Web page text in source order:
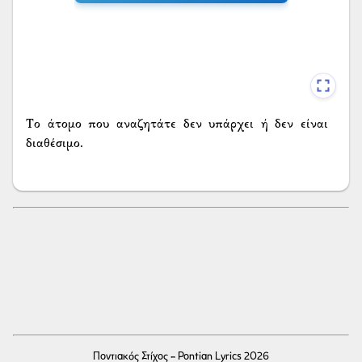
Το άτομο που αναζητάτε δεν υπάρχει ή δεν είναι
διαθέσιμο.
Ποντιακός Στίχος - Pontian Lyrics 2026